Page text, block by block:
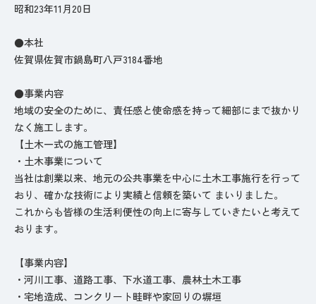
昭和23年11月20日
●本社
佐賀県佐賀市鍋島町八戸3184番地
●事業内容
地域の安全のために、責任感と使命感を持って細部にまで抜かり
なく施工します。
【土木一式の施工管理】
・土木事業について
当社は創業以来、地元の公共事業を中心に土木工事施行を行って
おり、確かな技術により実績と信頼を築いて まいりました。
これからも皆様の生活利便性の向上に寄与していきたいと考えて
おります。
【事業内容】
・河川工事、道路工事、下水道工事、農林土木工事
・宅地造成、コンクリート畦畔や家回りの塀垣